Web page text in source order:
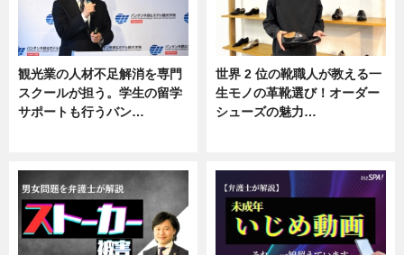
観光業の人材不足解消を専門
スクールが担う。学生の留学
サポートも行うバン…
世界 2 位の靴職人が教える一
生モノの革靴選び！オーダー
シューズの魅力…